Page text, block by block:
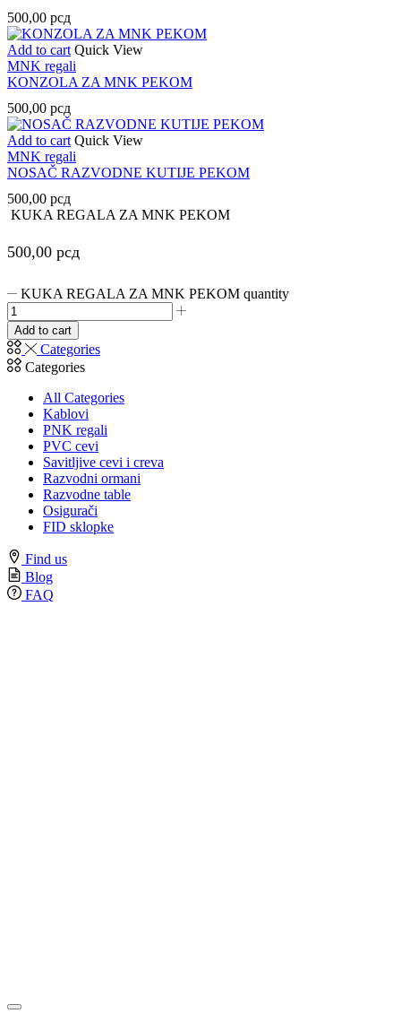
500,00 рсд
Add to cart Quick View
MNK regali
KONZOLA ZA MNK PEKOM
500,00 рсд
Add to cart Quick View
MNK regali
NOSAČ RAZVODNE KUTIJE PEKOM
500,00 рсд
KUKA REGALA ZA MNK PEKOM
500,00 рсд
KUKA REGALA ZA MNK PEKOM quantity
Add to cart
Categories
Categories
All Categories
Kablovi
PNK regali
PVC cevi
Savitljive cevi i creva
Razvodni ormani
Razvodne table
Osigurači
FID sklopke
Find us
Blog
FAQ